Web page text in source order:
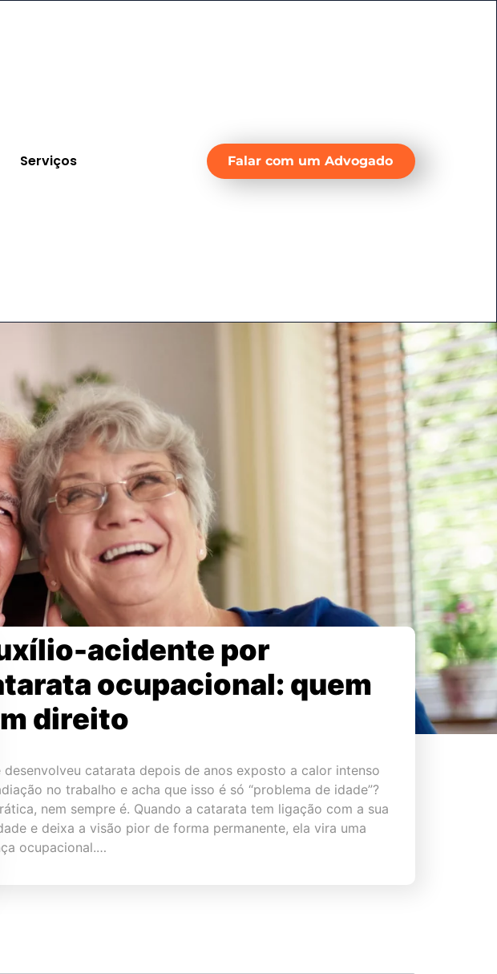
Serviços Falar com um Advogado
acidente por
ocupacional: quem
direito
desenvolveu catarata depois de anos exposto a calor intenso
no trabalho e acha que isso é só “problema de idade”?
nem sempre é. Quando a catarata tem ligação com a sua
e deixa a visão pior de forma permanente, ela vira uma
ocupacional.…